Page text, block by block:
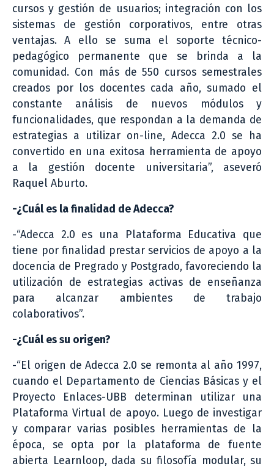
cursos y gestión de usuarios; integración con los
sistemas de gestión corporativos, entre otras
ventajas. A ello se suma el soporte técnico-
pedagógico permanente que se brinda a la
comunidad. Con más de 550 cursos semestrales
creados por los docentes cada año, sumado el
constante análisis de nuevos módulos y
funcionalidades, que respondan a la demanda de
estrategias a utilizar on-line, Adecca 2.0 se ha
convertido en una exitosa herramienta de apoyo
a la gestión docente universitaria”, aseveró
Raquel Aburto.
-¿Cuál es la finalidad de Adecca?
-“Adecca 2.0 es una Plataforma Educativa que
tiene por finalidad prestar servicios de apoyo a la
docencia de Pregrado y Postgrado, favoreciendo la
utilización de estrategias activas de enseñanza
para alcanzar ambientes de trabajo
colaborativos”.
-¿Cuál es su origen?
-“El origen de Adecca 2.0 se remonta al año 1997,
cuando el Departamento de Ciencias Básicas y el
Proyecto Enlaces-UBB determinan utilizar una
Plataforma Virtual de apoyo. Luego de investigar
y comparar varias posibles herramientas de la
época, se opta por la plataforma de fuente
abierta Learnloop, dada su filosofía modular, su